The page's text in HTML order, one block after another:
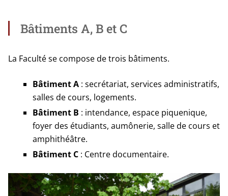
Bâtiments A, B et C
La Faculté se com­pose de trois bâtiments.
BâtimentA : secré­ta­riat, ser­vices admi­nis­tra­tifs,
salles de cours, logements.
Bâtiment B : inten­dance, espace pique­nique,
foyer des étu­diants, aumô­ne­rie, salle de cours et
amphithéâtre.
Bâtiment C : Centre documentaire.